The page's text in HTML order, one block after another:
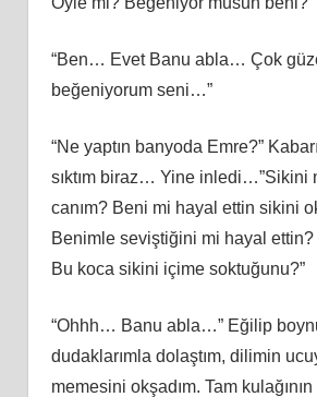
“Ben… Evet Banu abla… Çok
beğeniyorum seni…”
“Ne yaptın banyoda Emre?”
sıktım biraz… Yine inledi…”Sikini
canım? Beni mi hayal ettin sikini
Benimle seviştiğini mi hayal
Bu koca sikini içime soktuğunu?”
“Ohhh… Banu abla…” Eğilip
dudaklarımla dolaştım, dilimin
memesini okşadım. Tam